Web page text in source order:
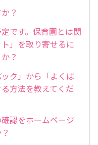
？
です。保育園とは関
」を取り寄せるに
？
ク」から「よくば
方法を教えてくだ
認をホームページ